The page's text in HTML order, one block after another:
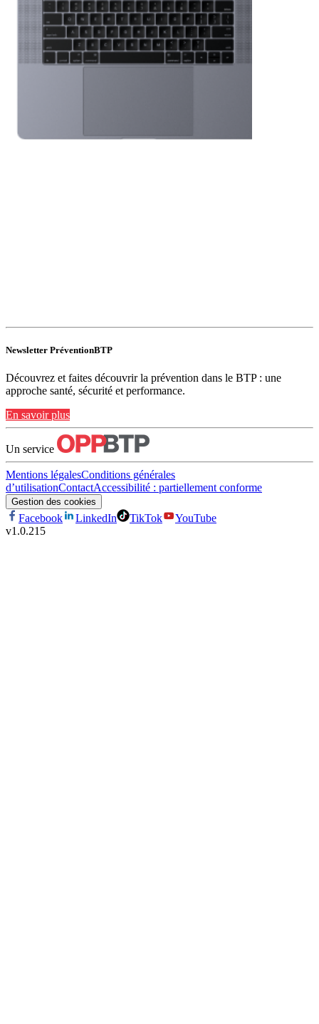
Newsletter PréventionBTP
Découvrez et faites découvrir la prévention dans le BTP : une
approche santé, sécurité et performance.
En savoir plus
Un service
Mentions légalesConditions générales
d’utilisationContactAccessibilité : partiellement conforme
Gestion des cookies
Facebook LinkedIn TikTok
YouTube
v1.0.215